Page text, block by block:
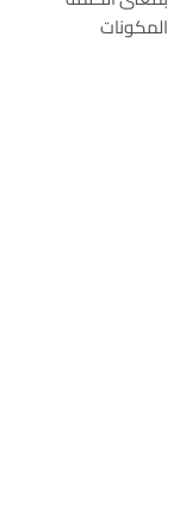
المكونات